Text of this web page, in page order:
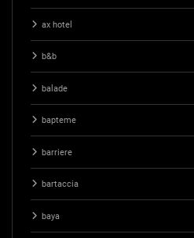
ax hotel
b&b
balade
bapteme
barriere
bartaccia
baya